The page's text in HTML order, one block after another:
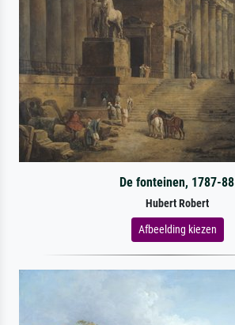
De fonteinen, 1787-88
Hubert Robert
Afbeelding kiezen